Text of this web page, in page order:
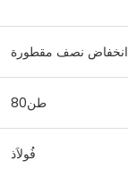
انخفاض نصف مقطورة
طن80
فُولاَذ